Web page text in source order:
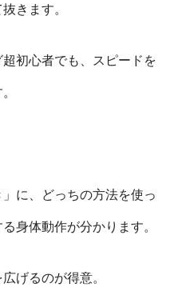
きます。
初心者でも、スピードを
に、どっちの方法を使っ
身体動作が分かります。
げるのが得意。